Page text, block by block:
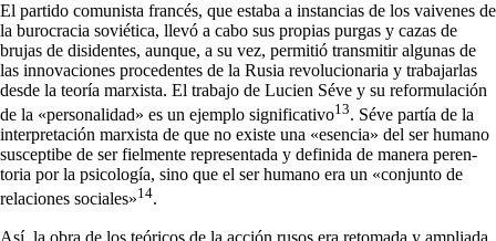
El partido comunista francés, que estaba a instancias de los vaive­nes de
la burocracia soviética, llevó a cabo sus propias purgas y cazas de
brujas de disidentes, aunque, a su vez, permitió transmitir algunas de
las innovaciones procedentes de la Rusia revolucionaria y trabajarlas
desde la teoría marxista. El trabajo de Lucien Séve y su reformulación
de la «personalidad» es un ejemplo significativo13. Séve partía de la
inter­pretación marxista de que no existe una «esencia» del ser humano
susceptibe de ser fielmente representada y definida de manera peren­
toria por la psicología, sino que el ser humano era un «conjunto de
relaciones sociales»14.
Así, la obra de los teóricos de la acción rusos era retomada y ampliada